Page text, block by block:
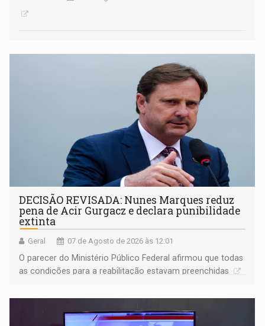
DECISÃO REVISADA: Nunes Marques reduz
pena de Acir Gurgacz e declara punibilidade
extinta
Geral 07 de Agosto de 2026 às 12:01
O parecer do Ministério Público Federal afirmou que todas
as condições para a reabilitação estavam preenchidas